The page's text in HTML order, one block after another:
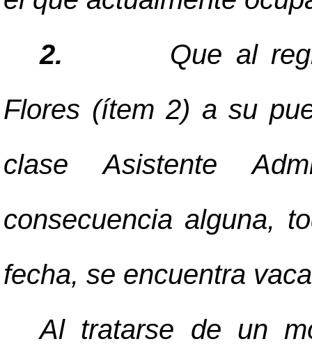
2.
Que al
Flores (ítem 2) a su
clase Asistente
consecuencia alguna,
fecha, se encuentra
Al tratarse de un